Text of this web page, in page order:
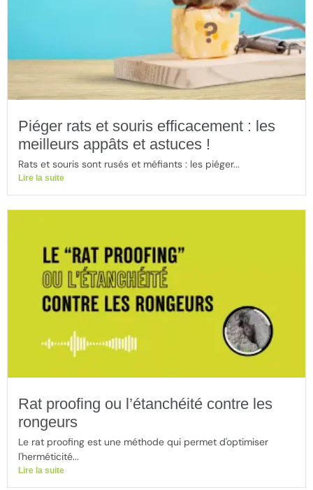
Piéger rats et souris efficacement : les
meilleurs appâts et astuces !
Rats et souris sont rusés et méfiants : les piéger...
Lire la suite
Rat proofing ou l’étanchéité contre les
rongeurs
Le rat proofing est une méthode qui permet d'optimiser
l'herméticité...
Lire la suite